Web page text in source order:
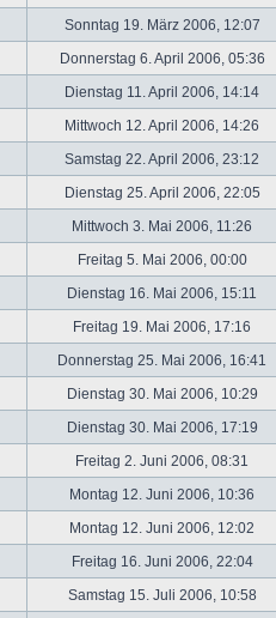
Sonntag 19. März 2006, 12:07
Donnerstag 6. April 2006, 05:36
Dienstag 11. April 2006, 14:14
Mittwoch 12. April 2006, 14:26
Samstag 22. April 2006, 23:12
Dienstag 25. April 2006, 22:05
Mittwoch 3. Mai 2006, 11:26
Freitag 5. Mai 2006, 00:00
Dienstag 16. Mai 2006, 15:11
Freitag 19. Mai 2006, 17:16
Donnerstag 25. Mai 2006, 16:41
Dienstag 30. Mai 2006, 10:29
Dienstag 30. Mai 2006, 17:19
Freitag 2. Juni 2006, 08:31
Montag 12. Juni 2006, 10:36
Montag 12. Juni 2006, 12:02
Freitag 16. Juni 2006, 22:04
Samstag 15. Juli 2006, 10:58